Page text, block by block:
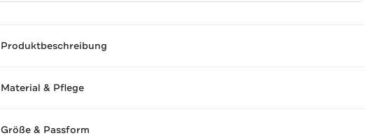
Produktbeschreibung
Material & Pflege
Größe & Passform